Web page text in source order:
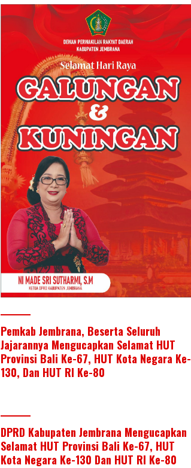
Pemkab Jembrana, Beserta Seluruh
Jajarannya Mengucapkan Selamat HUT
Provinsi Bali Ke-67, HUT Kota Negara Ke-
130, Dan HUT RI Ke-80
DPRD Kabupaten Jembrana Mengucapkan
Selamat HUT Provinsi Bali Ke-67, HUT
Kota Negara Ke-130 Dan HUT RI Ke-80